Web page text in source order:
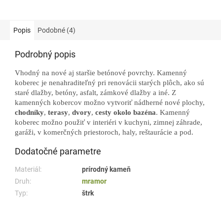
Popis Podobné (4)
Podrobný popis
Vhodný na nové aj staršie betónové povrchy. Kamenný
koberec je nenahraditeľný pri renovácii starých plôch, ako sú
staré dlažby, betóny, asfalt, zámkové dlažby a iné. Z
kamenných kobercov možno vytvoriť nádherné nové plochy,
chodníky, terasy, dvory, cesty okolo bazéna. Kamenný
koberec možno použiť v interiéri v kuchyni, zimnej záhrade,
garáži, v komerčných priestoroch, haly, reštaurácie a pod.
Dodatočné parametre
Materiál:
prírodný kameň
Druh:
mramor
Typ:
štrk